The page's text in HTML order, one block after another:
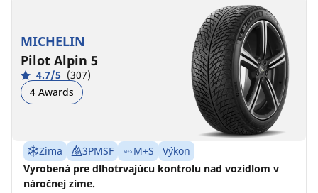
MICHELIN
Pilot Alpin 5
4.7/5 (307)
4 Awards
Zima 3PMSF M+S
Výkon
Vyrobená pre dlhotrvajúcu kontrolu nad vozidlom v
náročnej zime.